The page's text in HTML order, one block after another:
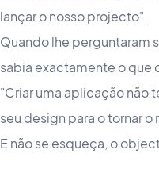
lançar o nosso projecto".
Quando lhe perguntaram
sabia exactamente o que
"Criar uma aplicação não
seu design para o tornar
E não se esqueça, o